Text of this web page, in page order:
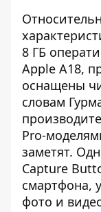
8 ГБ
Apple A18,
оснащены
словам
Pro-
заметят.
Capture
смартфона,
фото и